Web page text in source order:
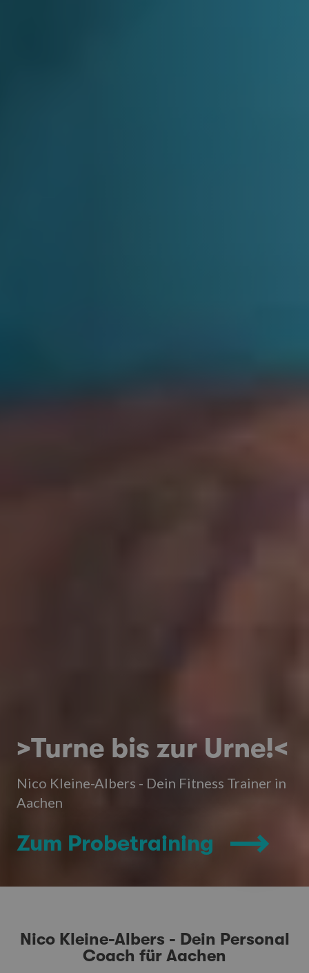
>Turne bis zur Urne!<
Nico Kleine-Albers - Dein Fitness Trainer in
Aachen
Zum Probetraining
Nico Kleine-Albers - Dein Personal
Coach für Aachen